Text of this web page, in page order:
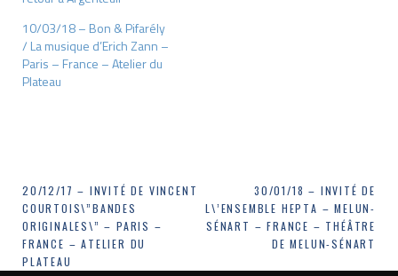
10/03/18 – Bon & Pifarély
/ La musique d’Erich Zann –
Paris – France – Atelier du
Plateau
Navigation
de
l’article
20/12/17 – INVITÉ DE VINCENT
COURTOIS\”BANDES
ORIGINALES\” – PARIS –
FRANCE – ATELIER DU
PLATEAU
30/01/18 – INVITÉ DE
L\’ENSEMBLE HEPTA – MELUN-
SÉNART – FRANCE – THÉÂTRE
DE MELUN-SÉNART